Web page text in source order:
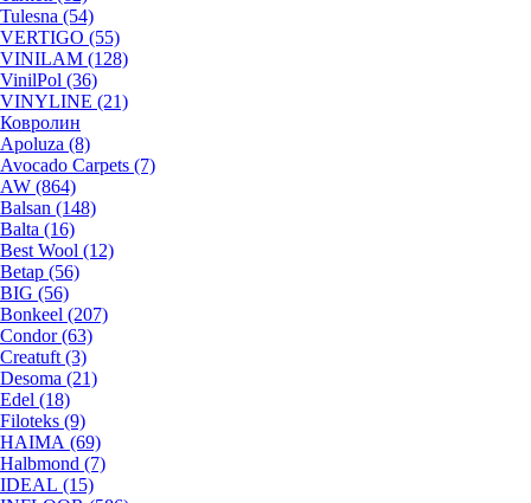
Tulesna (54)
VERTIGO (55)
VINILAM (128)
VinilPol (36)
VINYLINE (21)
Ковролин
Apoluza (8)
Avocado Carpets (7)
AW (864)
Balsan (148)
Balta (16)
Best Wool (12)
Betap (56)
BIG (56)
Bonkeel (207)
Condor (63)
Creatuft (3)
Desoma (21)
Edel (18)
Filoteks (9)
HAIMA (69)
Halbmond (7)
IDEAL (15)